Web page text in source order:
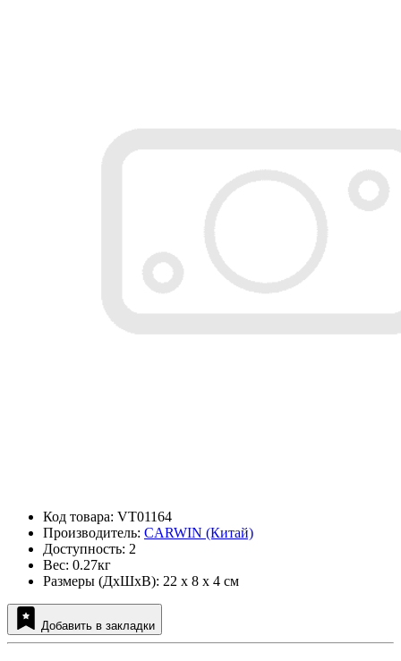
Код товара: VT01164
Производитель: CARWIN (Китай)
Доступность: 2
Вес: 0.27кг
Размеры (ДxШxВ): 22 x 8 x 4 см
Добавить в закладки